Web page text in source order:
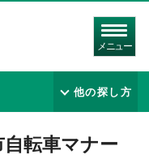
メニュー
他の探し方
転車マナー